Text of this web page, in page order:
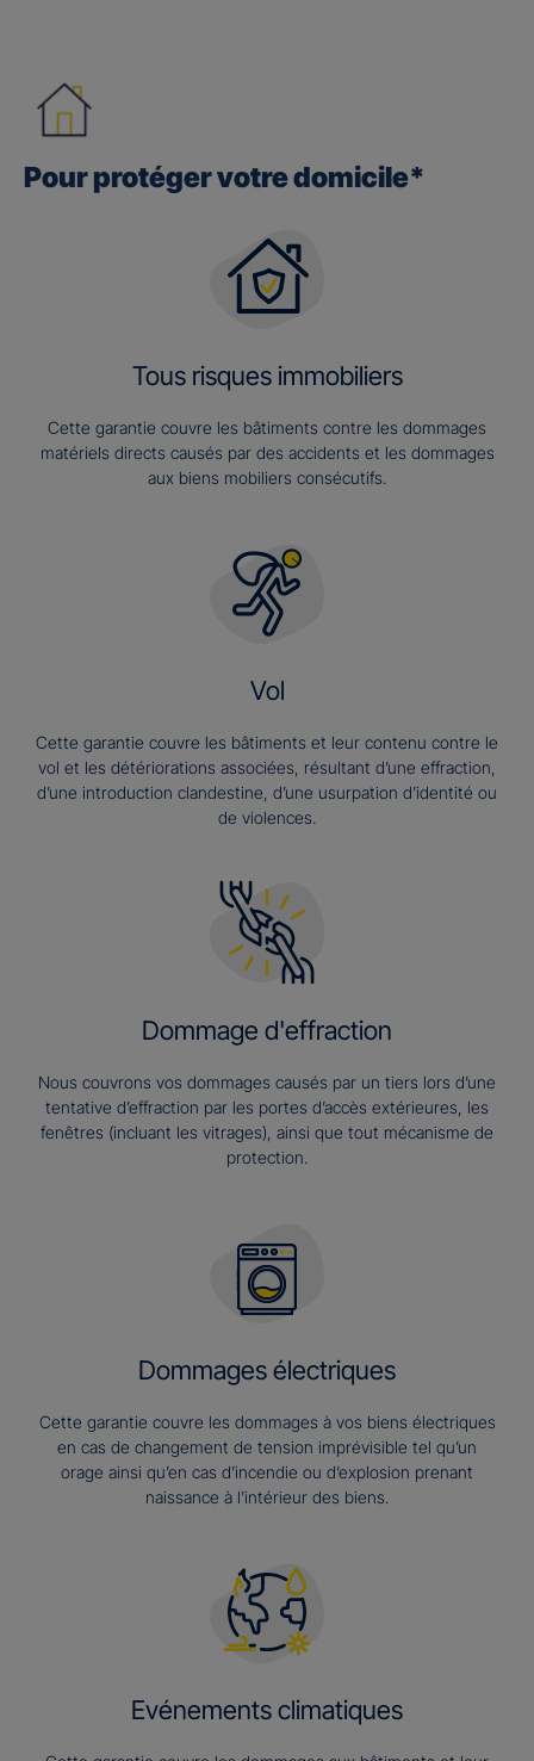
Pour protéger votre domicile*
Tous risques immobiliers
Cette garantie couvre les bâtiments contre les dommages
matériels directs causés par des accidents et les dommages
aux biens mobiliers consécutifs.
Vol
Cette garantie couvre les bâtiments et leur contenu contre le
vol et les détériorations associées, résultant d’une effraction,
d’une introduction clandestine, d’une usurpation d’identité ou
de violences.
Dommage d'effraction
Nous couvrons vos dommages causés par un tiers lors d’une
tentative d’effraction par les portes d’accès extérieures, les
fenêtres (incluant les vitrages), ainsi que tout mécanisme de
protection.
Dommages électriques
Cette garantie couvre les dommages à vos biens électriques
en cas de changement de tension imprévisible tel qu’un
orage ainsi qu’en cas d’incendie ou d’explosion prenant
naissance à l’intérieur des biens.
Evénements climatiques